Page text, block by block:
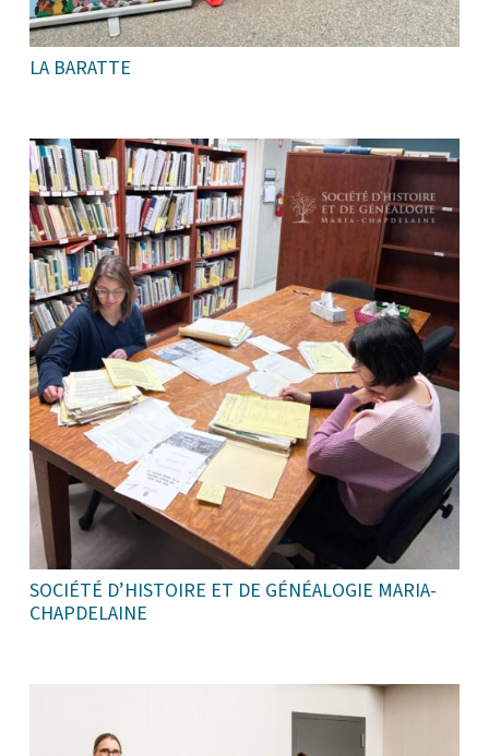
LA BARATTE
SOCIÉTÉ D’HISTOIRE ET DE GÉNÉALOGIE MARIA-
CHAPDELAINE